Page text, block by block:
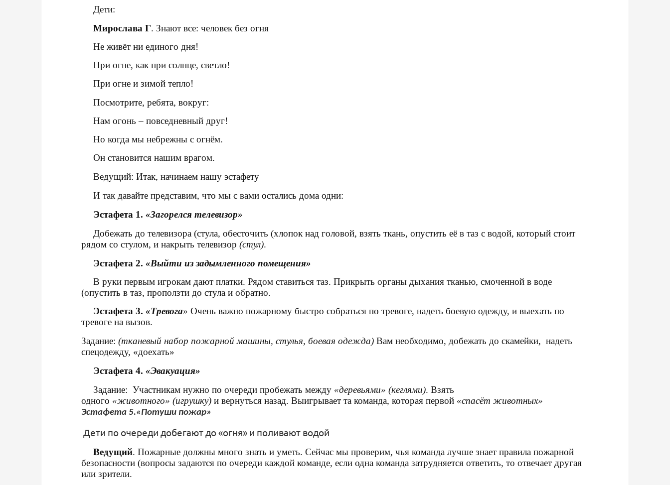
Дети:
Мирослава Г. Знают все: человек без огня
Не живёт ни единого дня!
При огне, как при солнце, светло!
При огне и зимой тепло!
Посмотрите, ребята, вокруг:
Нам огонь – повседневный друг!
Но когда мы небрежны с огнём.
Он становится нашим врагом.
Ведущий: Итак, начинаем нашу эстафету
И так давайте представим, что мы с вами остались дома одни:
Эстафета 1. «Загорелся телевизор»
Добежать до телевизора (стула, обесточить (хлопок над головой, взять ткань, опустить её в таз с водой, который стоит
рядом со стулом, и накрыть телевизор (стул).
Эстафета 2. «Выйти из задымленного помещения»
В руки первым игрокам дают платки. Рядом ставиться таз. Прикрыть органы дыхания тканью, смоченной в воде
(опустить в таз, проползти до стула и обратно.
Эстафета 3. «Тревога» Очень важно пожарному быстро собраться по тревоге, надеть боевую одежду, и выехать по
тревоге на вызов.
Задание: (тканевый набор пожарной машины, стулья, боевая одежда) Вам необходимо, добежать до скамейки, надеть
спецодежду, «доехать»
Эстафета 4. «Эвакуация»
Задание: Участникам нужно по очереди пробежать между «деревьями» (кеглями). Взять
одного «животного» (игрушку) и вернуться назад. Выигрывает та команда, которая первой «спасёт животных»
Эстафета 5.«Потуши пожар»
Дети по очереди добегают до «огня» и поливают водой
Ведущий. Пожарные должны много знать и уметь. Сейчас мы проверим, чья команда лучше знает правила пожарной
безопасности (вопросы задаются по очереди каждой команде, если одна команда затрудняется ответить, то отвечает другая
или зрители.